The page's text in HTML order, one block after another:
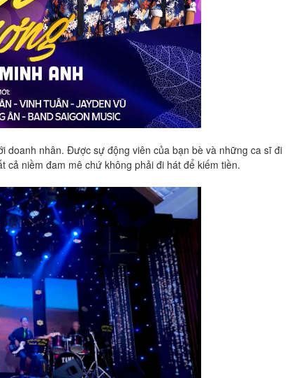
doanh nhân. Được sự động viên của bạn bè và những ca sĩ đi
cả niềm đam mê chứ không phải đi hát để kiếm tiền.